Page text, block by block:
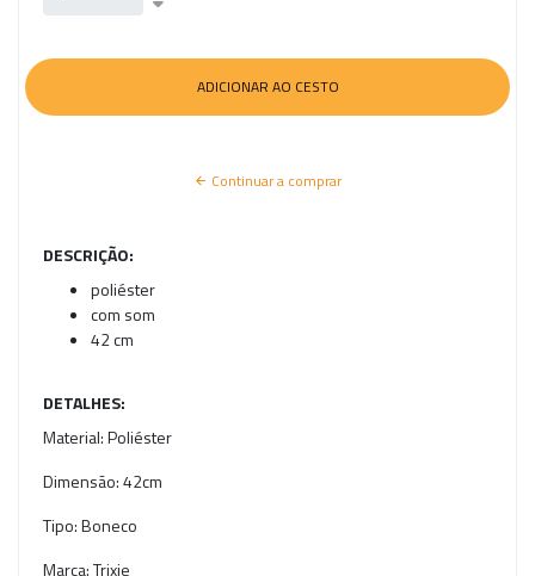
Continuar a comprar
DESCRIÇÃO:
poliéster
com som
42 cm
DETALHES:
Material:Poliéster
Dimensão:42cm
Tipo:Boneco
Marca:Trixie